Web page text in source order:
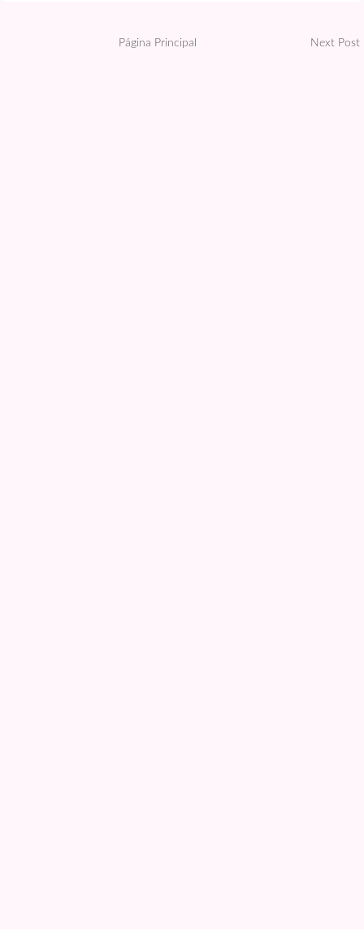
Página Principal Next Post